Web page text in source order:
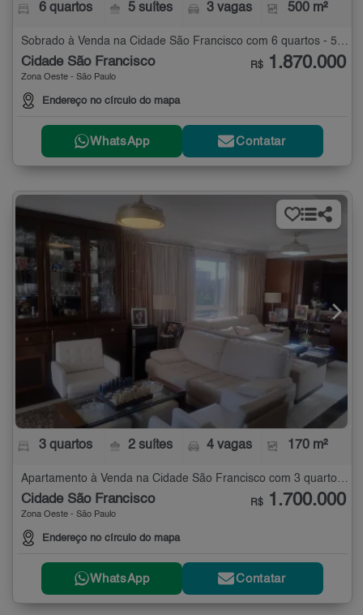
6 quartos 5 suítes 3 vagas 500 m²
Sobrado à Venda na Cidade São Francisco com 6 quartos - 500 m²
Cidade São Francisco
Zona Oeste - São Paulo
Endereço no círculo do mapa
R$ 1.870.000
WhatsApp Contatar
3 quartos 2 suítes 4 vagas 170 m²
Apartamento à Venda na Cidade São Francisco com 3 quartos - 170 m²
Cidade São Francisco
Zona Oeste - São Paulo
Endereço no círculo do mapa
R$ 1.700.000
WhatsApp Contatar